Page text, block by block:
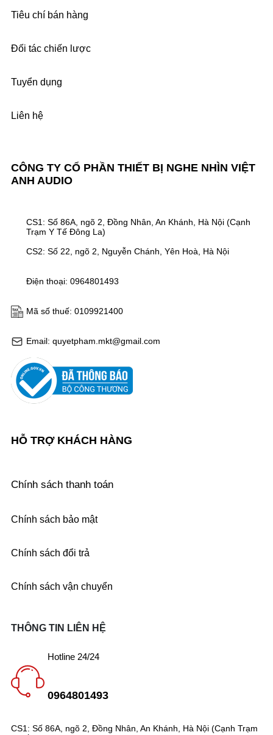
CÔNG TY CỔ PHẦN THIẾT BỊ NGHE NHÌN VIỆT
ANH AUDIO
Email: quyetpham.mkt@gmail.com
Mã số thuế: 0109921400
Điện thoại: 0964801493
CS1: Số 86A, ngõ 2, Đồng Nhân, An Khánh, Hà Nội (Cạnh
Trạm Y Tế Đông La)
CS2: Số 22, ngõ 2, Nguyễn Chánh, Yên Hoà, Hà Nội
Tiêu chí bán hàng
Đối tác chiến lược
Tuyển dụng
Liên hệ
HỖ TRỢ KHÁCH HÀNG
Chính sách thanh toán
Chính sách bảo mật
Chính sách đổi trả
Chính sách vận chuyển
CS1: Số 86A, ngõ 2, Đồng Nhân, An Khánh, Hà Nội (Cạnh Trạm
THÔNG TIN LIÊN HỆ
Hotline 24/24
0964801493